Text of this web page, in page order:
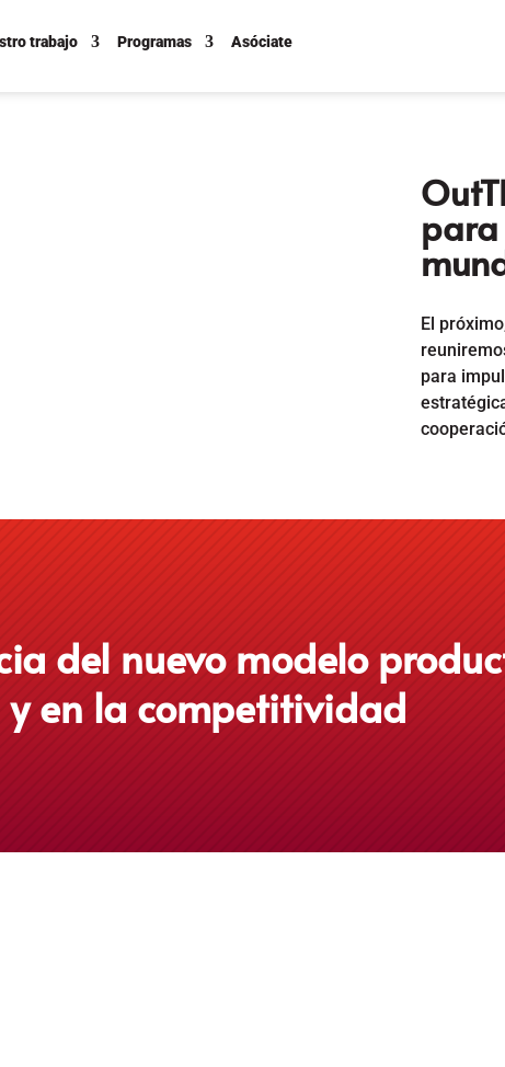
trabajo Programas Asóciate
El
para
del nuevo modelo
en la competitividad